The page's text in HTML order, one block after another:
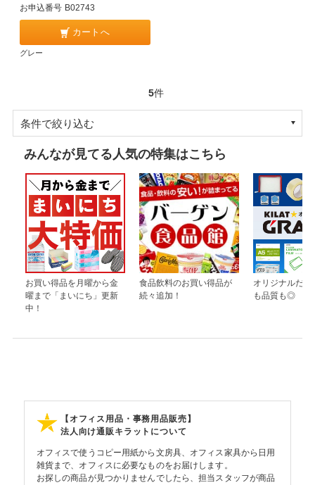
お申込番号 B02743
カートへ
グレー
5件
条件で絞り込む
みんなが見てる人気の特集はこちら
お買い得品を月曜から金
曜まで「まいにち」更新
中！
食品飲料のお買い得品が
続々追加！
オリジナルだか
も品質も◎
【オフィス用品・事務用品販売】
法人向け通販キラットについて
オフィスで使うコピー用紙から文房具、オフィス家具から日用
雑貨まで、オフィスに必要なものをお届けします。
お探しの商品が見つかりませんでしたら、担当スタッフが商品